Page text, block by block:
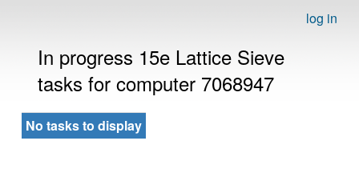
log in
In progress 15e Lattice Sieve
tasks for computer 7068947
No tasks to display